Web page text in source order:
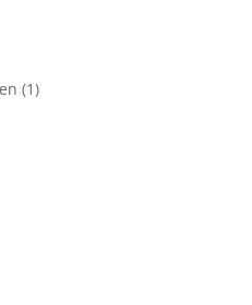
(1)